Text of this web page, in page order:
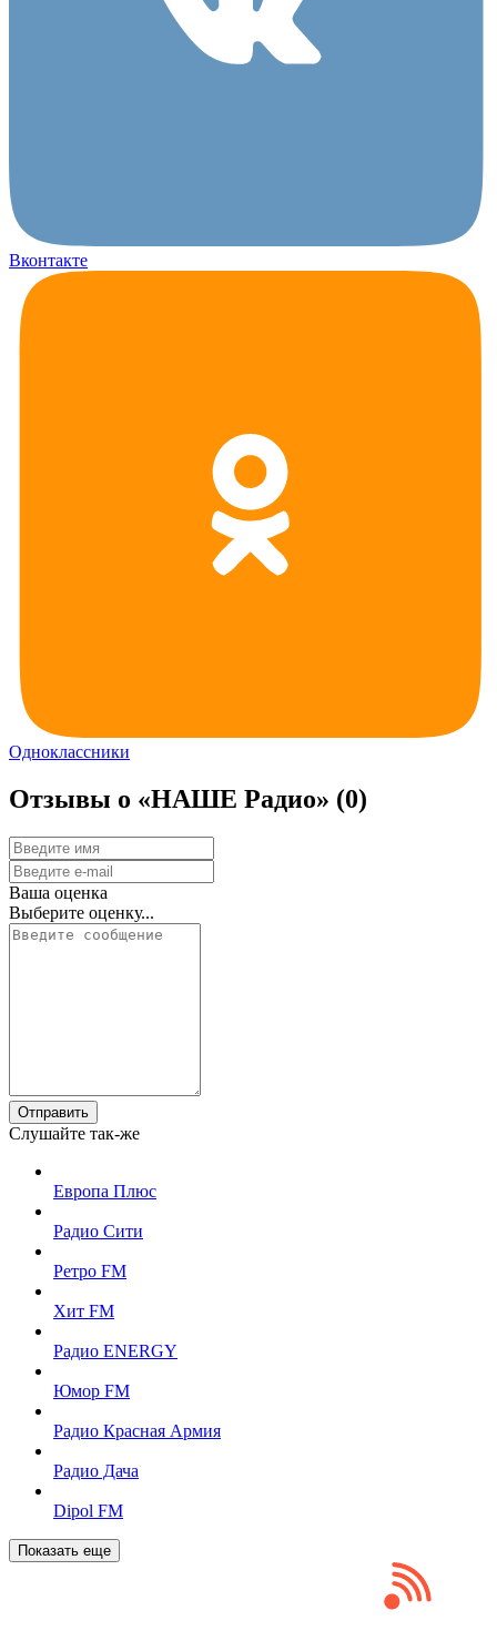
Вконтакте
Одноклассники
Отзывы о «НАШЕ Радио» (0)
Ваша оценка
Выберите оценку...
Отправить
Слушайте так-же
Европа Плюс
Радио Сити
Ретро FM
Хит FM
Радио ENERGY
Юмор FM
Радио Красная Армия
Радио Дача
Dipol FM
Показать еще